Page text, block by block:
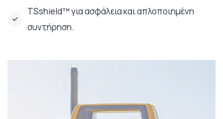
TSshield™ για ασφάλεια και απλοποιημένη
συντήρηση.